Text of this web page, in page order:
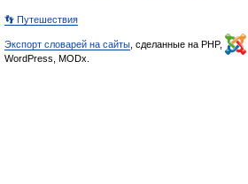
👣 Путешествия
Экспорт словарей на сайты , сделанные на PHP,
WordPress, MODx.